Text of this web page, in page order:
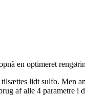
en optimeret
lidt sulfo. Men
af alle 4 parametre i